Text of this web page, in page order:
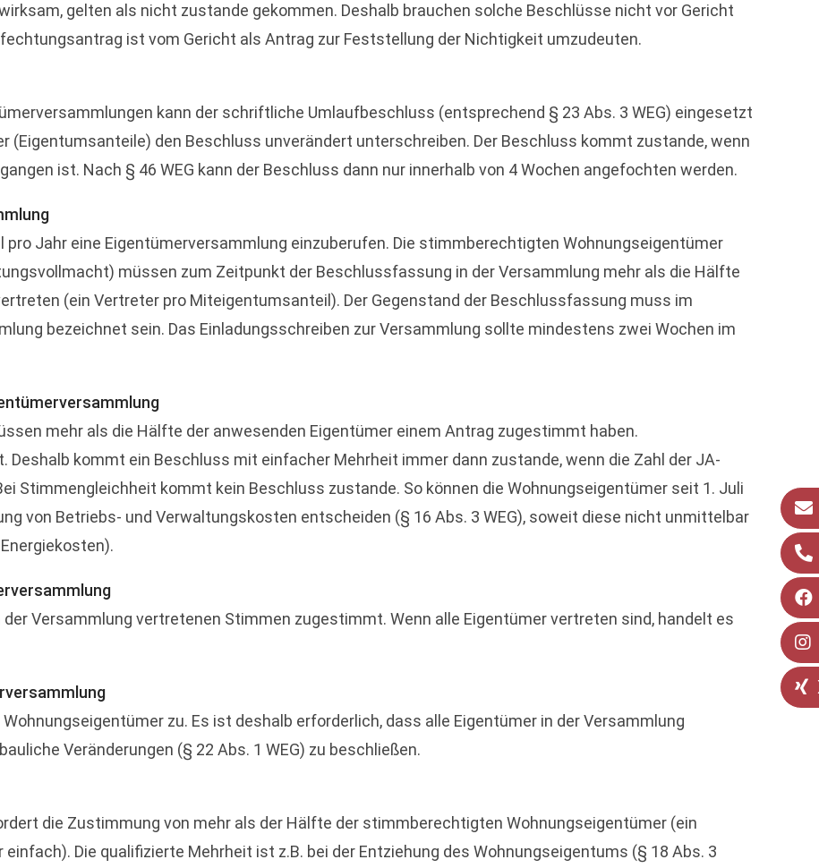
gelten als nicht zustande gekommen. Deshalb brauchen solche Beschlüsse nicht vor Gericht
ist vom Gericht als Antrag zur Feststellung der Nichtigkeit umzudeuten.
kann der schriftliche Umlaufbeschluss (entsprechend § 23 Abs. 3 WEG) eingesetzt
(Eigentumsanteile) den Beschluss unverändert unterschreiben. Der Beschluss kommt zustande, wenn
ist. Nach § 46 WEG kann der Beschluss dann nur innerhalb von 4 Wochen angefochten werden.
pro Jahr eine Eigentümerversammlung einzuberufen. Die stimmberechtigten Wohnungseigentümer
müssen zum Zeitpunkt der Beschlussfassung in der Versammlung mehr als die Hälfte
(ein Vertreter pro Miteigentumsanteil). Der Gegenstand der Beschlussfassung muss im
bezeichnet sein. Das Einladungsschreiben zur Versammlung sollte mindestens zwei Wochen im
mehr als die Hälfte der anwesenden Eigentümer einem Antrag zugestimmt haben.
kommt ein Beschluss mit einfacher Mehrheit immer dann zustande, wenn die Zahl der JA-
Stimmengleichheit kommt kein Beschluss zustande. So können die Wohnungseigentümer seit 1. Juli
von Betriebs- und Verwaltungskosten entscheiden (§ 16 Abs. 3 WEG), soweit diese nicht unmittelbar
Versammlung vertretenen Stimmen zugestimmt. Wenn alle Eigentümer vertreten sind, handelt es
zu. Es ist deshalb erforderlich, dass alle Eigentümer in der Versammlung
Veränderungen (§ 22 Abs. 1 WEG) zu beschließen.
die Zustimmung von mehr als der Hälfte der stimmberechtigten Wohnungseigentümer (ein
Die qualifizierte Mehrheit ist z.B. bei der Entziehung des Wohnungseigentums (§ 18 Abs. 3